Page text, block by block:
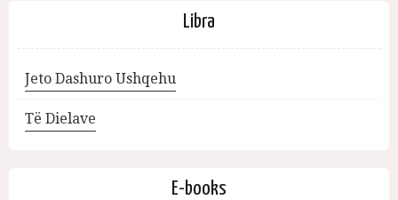
Libra
Jeto Dashuro Ushqehu
Të Dielave
E-books